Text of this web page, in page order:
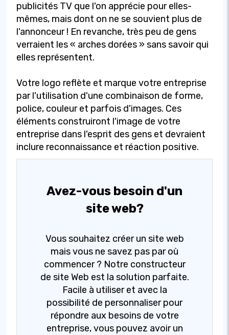
publicités TV que l'on apprécie pour elles-
mêmes, mais dont on ne se souvient plus de
l'annonceur ! En revanche, très peu de gens
verraient les « arches dorées » sans savoir qui
elles représentent.
Votre logo reflète et marque votre entreprise
par l'utilisation d'une combinaison de forme,
police, couleur et parfois d'images. Ces
éléments construiront l'image de votre
entreprise dans l'esprit des gens et devraient
inclure reconnaissance et réaction positive.
Avez-vous besoin d'un
site web?
Vous souhaitez créer un site web
mais vous ne savez pas par où
commencer ? Notre constructeur
de site Web est la solution parfaite.
Facile à utiliser et avec la
possibilité de personnaliser pour
répondre aux besoins de votre
entreprise, vous pouvez avoir un